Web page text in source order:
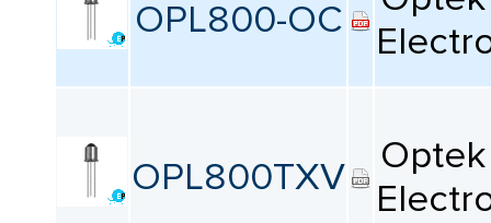
OPL800-OC
OPL800TXV